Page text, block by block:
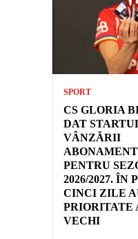
SPORT
CS GLORIA
DAT
VÂNZĂRII
PENTRU
2026/2027. ÎN
CINCI ZILE
PRIORITATE
VECHI